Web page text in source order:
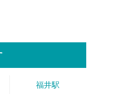
福井駅